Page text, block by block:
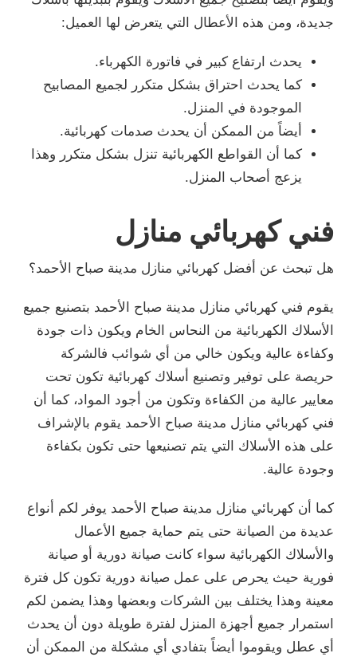
جديدة، ومن هذه الأعطال التي يتعرض لها العميل:
يحدث ارتفاع كبير في فاتورة الكهرباء.
كما يحدث احتراق بشكل متكرر لجميع المصابيح
الموجودة في المنزل.
أيضاً من الممكن أن يحدث صدمات كهربائية.
كما أن القواطع الكهربائية تنزل بشكل متكرر وهذا
يزعج أصحاب المنزل.
فني كهربائي منازل
هل تبحث عن أفضل كهربائي منازل مدينة صباح الأحمد؟
يقوم فني كهربائي منازل مدينة صباح الأحمد بتصنيع جميع
الأسلاك الكهربائية من النحاس الخام ويكون ذات جودة
وكفاءة عالية ويكون خالي من أي شوائب فالشركة
حريصة على توفير وتصنيع أسلاك كهربائية تكون تحت
معايير عالية من الكفاءة وتكون من أجود المواد، كما أن
فني كهربائي منازل مدينة صباح الأحمد يقوم بالإشراف
على هذه الأسلاك التي يتم تصنيعها حتى تكون بكفاءة
وجودة عالية.
كما أن كهربائي منازل مدينة صباح الأحمد يوفر لكم أنواع
عديدة من الصيانة حتى يتم حماية جميع الأعمال
والأسلاك الكهربائية سواء كانت صيانة دورية أو صيانة
فورية حيث يحرص على عمل صيانة دورية تكون كل فترة
معينة وهذا يختلف بين الشركات وبعضها وهذا يضمن لكم
استمرار جميع أجهزة المنزل لفترة طويلة دون أن يحدث
أي عطل ويقوموا أيضاً بتفادي أي مشكلة من الممكن أن